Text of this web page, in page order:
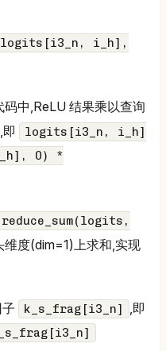
i_h],
码中,ReLU 结果乘以查询
,即
logits[i3_n, i_h]
0) *
维度(dim=1)上求和,实现
k_s_frag[i3_n] ,即